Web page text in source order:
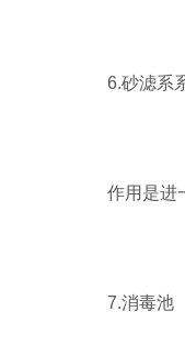
6.砂滤系
作用是进
7.消毒池